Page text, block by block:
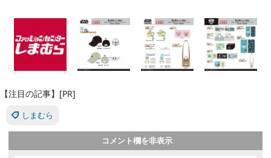
【注目の記事】[PR]
しまむら
コメント欄を非表示